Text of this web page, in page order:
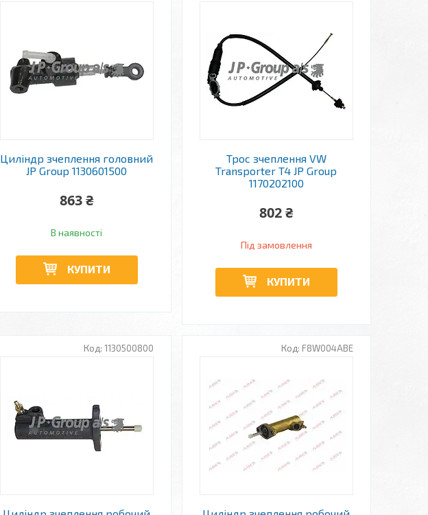
Циліндр зчеплення головний
JP Group 1130601500
863 ₴
В наявності
КУПИТИ
Трос зчеплення VW
Transporter T4 JP Group
1170202100
802 ₴
Під замовлення
КУПИТИ
1130500800 F8W004ABE